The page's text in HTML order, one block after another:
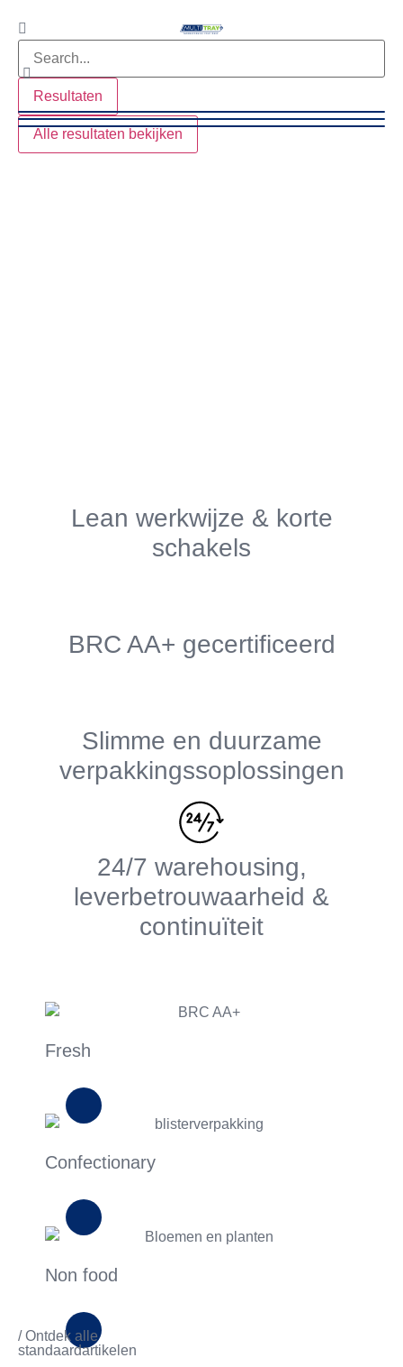
Resultaten
Alle resultaten bekijken
Lean werkwijze & korte
schakels
BRC AA+ gecertificeerd
Slimme en duurzame
verpakkingssoplossingen
24/7 warehousing,
leverbetrouwaarheid &
continuïteit
Fresh
Confectionary
Non food
/ Ontdek alle
standaardartikelen